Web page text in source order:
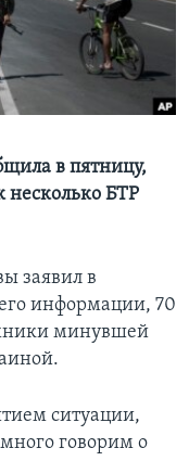
в пятницу,
несколько БТР
заявил в
информации, 70
минувшей
ситуации,
говорим о